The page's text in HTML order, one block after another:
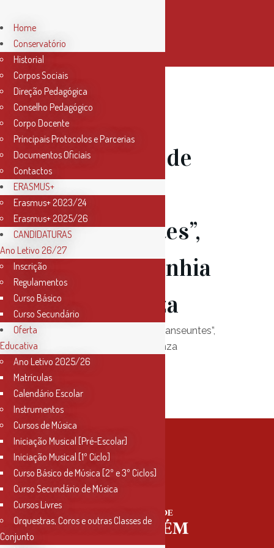
14 Dez
Espetáculo de
Dança –
“Transeuntes”,
pela companhia
Seller Danza
Espetáculo de Dança – “Transeuntes”,
pela companhia Seller Danza
14 de dezembro, 21.30h
Centro Cultural do Cartaxo
Home
Conservatório
Historial
Corpos Sociais
Direção Pedagógica
Conselho Pedagógico
Corpo Docente
Principais Protocolos e Parcerias
Documentos Oficiais
Contactos
ERASMUS+
Erasmus+ 2023/24
Erasmus+ 2025/26
CANDIDATURAS
Ano Letivo 26/27
Inscrição
Regulamentos
Curso Básico
Curso Secundário
Oferta
Educativa
Ano Letivo 2025/26
Matrículas
Calendário Escolar
Instrumentos
Cursos de Música
Iniciação Musical [Pré-Escolar]
Iniciação Musical [1º Ciclo]
Curso Básico de Música [2º e 3º Ciclos]
Curso Secundário de Música
Cursos Livres
Orquestras, Coros e outras Classes de
Conjunto